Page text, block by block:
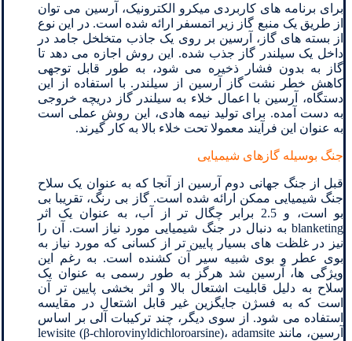
برای برنامه های کاربردی میکرو الکترونیک، آرسین می توان
از طریق یک منبع گاز زیر اتمسفر ارائه شده است. در این نوع
از بسته های گاز، آرسین بر روی یک جاذب متخلخل جامد در
داخل یک سیلندر گاز جذب شده. این روش اجازه می دهد تا
گاز به بدون فشار ذخیره می شود، به طور قابل توجهی
کاهش خطر نشت گاز آرسین از سیلندر. با استفاده از این
دستگاه، آرسین با اعمال خلاء به سیلندر گاز دریچه خروجی
به دست آمده. برای تولید نیمه هادی، این روش عملی است
به عنوان این فرآیند معمولا تحت خلاء بالا به کار گیرند.
جنگ بوسیله گازهای شیمیایی
قبل از جنگ جهانی دوم آرسین از آنجا که به عنوان یک سلاح
جنگ شیمیایی ممکن ارائه شده است. گاز بی رنگ، تقریبا بی
بو است، و 2.5 برابر چگال تر از آب، به عنوان یک اثر
blanketing به دنبال در جنگ شیمیایی مورد نیاز است. آن را
نیز در غلظت های بسیار پایین تر از کسانی که مورد نیاز به
بوی عطر و بوی شبیه سیر آن کشنده است. به رغم این
ویژگی ها، آرسین شد هرگز به طور رسمی به عنوان یک
سلاح به دلیل قابلیت اشتعال بالا و اثر بخشی پایین تر آن
است که به فسژن جایگزین غیر قابل اشتعال در مقایسه
استفاده می شود. از سوی دیگر، چند ترکیبات آلی بر اساس
آرسین، مانند lewisite (β-chlorovinyldichloroarsine)، adamsite